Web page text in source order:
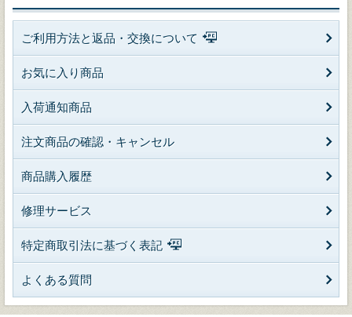
ご利用方法と返品・交換について
お気に入り商品
入荷通知商品
注文商品の確認・キャンセル
商品購入履歴
修理サービス
特定商取引法に基づく表記
よくある質問